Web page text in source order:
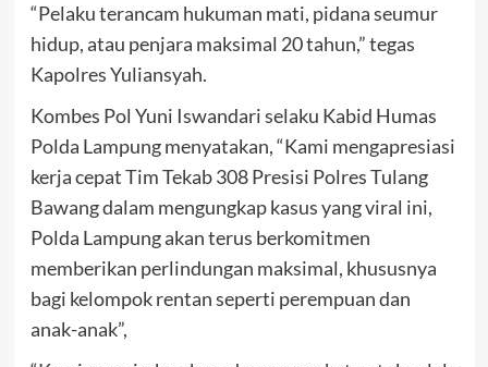
“Pelaku terancam hukuman mati, pidana seumur
hidup, atau penjara maksimal 20 tahun,” tegas
Kapolres Yuliansyah.
Kombes Pol Yuni Iswandari selaku Kabid Humas
Polda Lampung menyatakan, “Kami mengapresiasi
kerja cepat Tim Tekab 308 Presisi Polres Tulang
Bawang dalam mengungkap kasus yang viral ini,
Polda Lampung akan terus berkomitmen
memberikan perlindungan maksimal, khususnya
bagi kelompok rentan seperti perempuan dan
anak-anak”,